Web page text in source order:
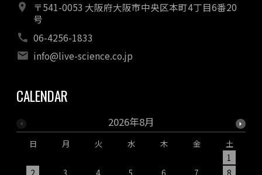
〒541-0053 大阪府大阪市中央区本町4丁目6番20
号
06-4256-1833
info@live-science.co.jp
CALENDAR
2026年8月
日 月 火 水 木 金
土
1